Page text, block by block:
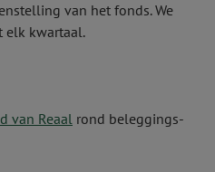
van het fonds. We
elk kwartaal.
van Reaal rond beleggings­